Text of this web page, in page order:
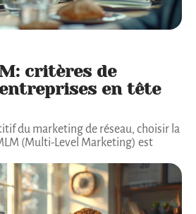
critères de
en tête
du marketing de réseau, choisir la
(Multi-Level Marketing) est